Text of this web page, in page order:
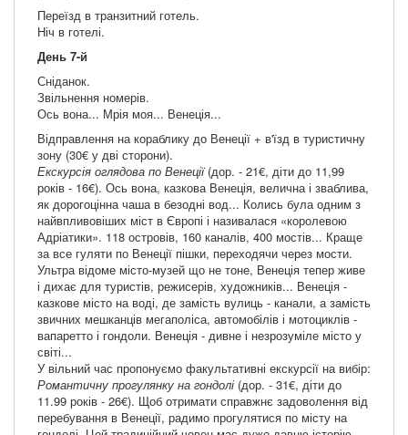
Переїзд в транзитний готель.
Ніч в готелі.
День 7-й
Сніданок.
Звільнення номерів.
Ось вона... Мрія моя... Венеція...
Відправлення на кораблику до Венеції + в'їзд в туристичну
зону (30€ у дві сторони).
Екскурсія оглядова по Венеції(дор. - 21€, діти до 11,99
років - 16€). Ось вона, казкова Венеція, велична і зваблива,
як дорогоцінна чаша в безодні вод... Колись була одним з
найвпливовіших міст в Європі і називалася «королевою
Адріатики». 118 островів, 160 каналів, 400 мостів... Краще
за все гуляти по Венеції пішки, переходячи через мости.
Ультра відоме місто-музей що не тоне, Венеція тепер живе
і дихає для туристів, режисерів, художників... Венеція -
казкове місто на воді, де замість вулиць - канали, а замість
звичних мешканців мегаполіса, автомобілів і мотоциклів -
вапаретто і гондоли. Венеція - дивне і незрозуміле місто у
світі...
У вільний час пропонуємо факультативні екскурсії на вибір:
Романтичну прогулянку на гондолі (дор. - 31€, діти до
11.99 років - 26€). Щоб отримати справжнє задоволення від
перебування в Венеції, радимо прогулятися по місту на